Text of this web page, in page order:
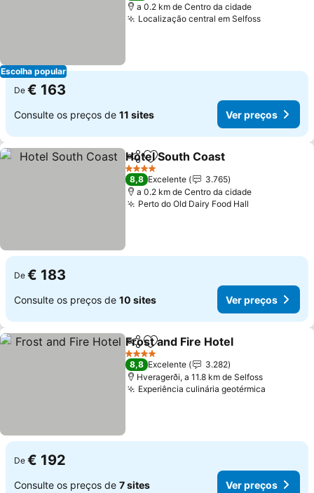
Escolha popular
a 0.2 km de Centro da cidade
Localização central em Selfoss
De € 163
Consulte os preços de 11 sites Ver preços
PartilharAdicionar aos favoritos
Hotel South Coast
4 Estrelas
8,8 Excelente
3.765
a 0.2 km de Centro da cidade
Perto do Old Dairy Food Hall
De € 183
Consulte os preços de 10 sites Ver preços
PartilharAdicionar aos favoritos
Frost and Fire Hotel
4 Estrelas
8,8 Excelente
3.282
Hveragerði, a 11.8 km de Selfoss
Experiência culinária geotérmica
De € 192
Consulte os preços de 7 sites Ver preços